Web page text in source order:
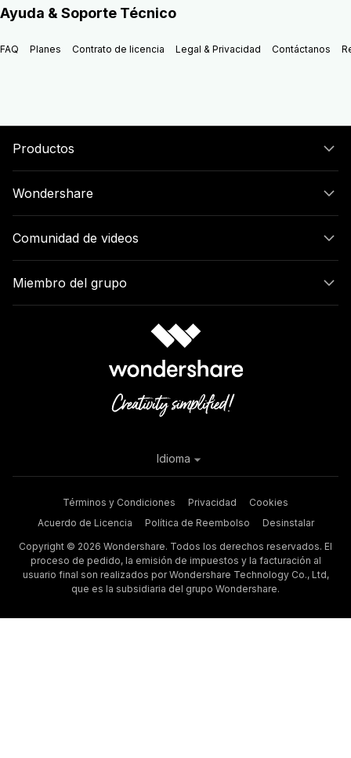
Ayuda & Soporte Técnico
FAQ Planes Contrato de licencia Legal & Privacidad Contáctanos
Productos
Wondershare
Comunidad de videos
Miembro del grupo
Términos y Condiciones Privacidad
Cookies
Acuerdo de Licencia
Política de Reembolso
Desinstalar
Copyright © 2026 Wondershare. Todos los derechos reservados. El
proceso de pedido, la emisión de impuestos y la facturación al
usuario final son realizados por Wondershare Technology Co., Ltd,
que es la subsidiaria del grupo Wondershare.
Idioma